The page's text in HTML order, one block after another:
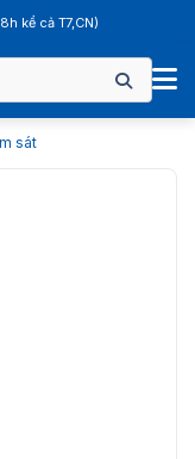
kể cả T7,CN)
sát